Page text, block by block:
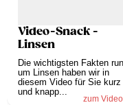
Video-Snack -
Linsen
Die wichtigsten Fakten
um Linsen haben wir in
diesem Video für Sie kurz
und knapp...
zum Video